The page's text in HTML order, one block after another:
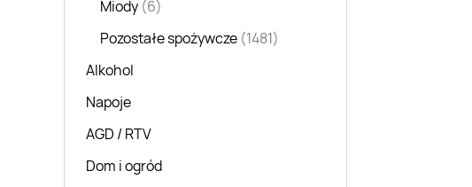
Miody (6)
Pozostałe spożywcze (1481)
Alkohol
Napoje
AGD / RTV
Dom i ogród